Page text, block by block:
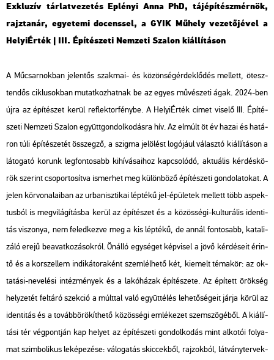
Exk­lu­zív tár­lat­ve­ze­tésEp­lé­nyi Anna PhD, táj­épí­tész­mér­nök,
rajz­ta­nár, egye­te­mi do­cens­sel, a GYIK Mű­hely ve­ze­tő­jé­vel a
He­lyi­Ér­ték | III. Épí­té­sze­ti Nem­ze­ti Sza­lon ki­ál­lí­tá­son
A Mű­csar­nok­ban je­len­tős szak­mai- és kö­zön­ség­ér­dek­lő­dés mel­lett, öt­esz­
ten­dős cik­lu­sok­ban mu­tat­koz­hat­nak be az egyes mű­vé­sze­ti ágak. 2024-ben
újra az épí­té­szet kerül ref­lek­tor­fény­be. A He­lyi­Ér­ték címet vi­se­lő III. Épí­té­
sze­ti Nem­ze­ti Sza­lon együtt­gon­dol­ko­dás­ra hív. Az el­múlt öt év hazai és ha­tá­
ron túli épí­té­sze­tét összeg­ző, a szig­ma je­lö­lést lo­gó­já­ul vá­lasz­tó ki­ál­lí­tá­son a
lá­to­ga­tó ko­runk leg­fon­to­sabb ki­hí­vá­sa­i­hoz kap­cso­ló­dó, ak­tu­á­lis kér­dés­kö­
rök sze­rint cso­por­to­sít­va is­mer­het meg kü­lön­bö­ző épí­té­sze­ti gon­do­la­to­kat. A
jelen kör­vo­na­la­i­ban az ur­ba­nisz­ti­kai lép­té­kű jel-épü­le­tek mel­lett több as­pek­
tus­ból is meg­vi­lá­gí­tás­ba kerül az épí­té­szet és a kö­zös­sé­gi-kul­tu­rá­lis iden­ti­
tás vi­szo­nya, nem fe­led­kez­ve meg a kis lép­té­kű, de annál fon­to­sabb, ka­ta­li­
zá­ló erejű be­avat­ko­zá­sok­ról. Ön­ál­ló egy­sé­get kép­vi­sel a jövő kér­dé­se­it érin­
tő és a kor­szel­lem in­di­ká­to­ra­ként szem­lél­he­tő két, ki­emelt té­ma­kör: az ok­
ta­tá­si-ne­ve­lé­si in­téz­mé­nyek és a la­kó­há­zak épí­té­sze­te. Az épí­tett örök­ség
hely­ze­tét fel­tá­ró szek­ció a múlt­tal való együtt­élés le­he­tő­sé­ge­it járja körül az
iden­ti­tás és a to­vább­örö­kít­he­tő kö­zös­sé­gi em­lé­ke­zet szem­szö­gé­ből. A ki­ál­lí­
tá­si tér vég­pont­ján kap he­lyet az épí­té­sze­ti gon­dol­ko­dás mint al­ko­tói fo­lya­
mat szim­bo­li­kus le­ké­pe­zé­se: vá­lo­ga­tás skic­cek­ből, raj­zok­ból, lát­vány­ter­vek­